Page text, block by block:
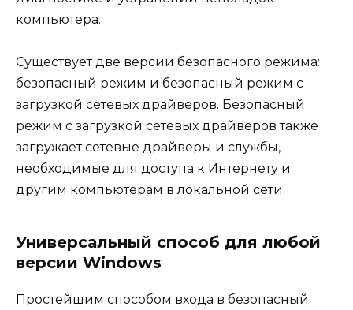
компьютера.
Существует две версии безопасного режима:
безопасный режим и безопасный режим с
загрузкой сетевых драйверов. Безопасный
режим с загрузкой сетевых драйверов также
загружает сетевые драйверы и службы,
необходимые для доступа к Интернету и
другим компьютерам в локальной сети.
Универсальный способ для любой
версии Windows
Простейшим способом входа в безопасный